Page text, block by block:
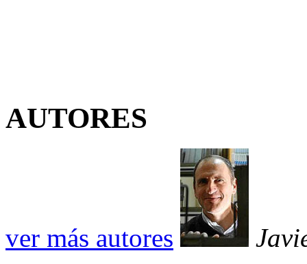
AUTORES
ver más autores